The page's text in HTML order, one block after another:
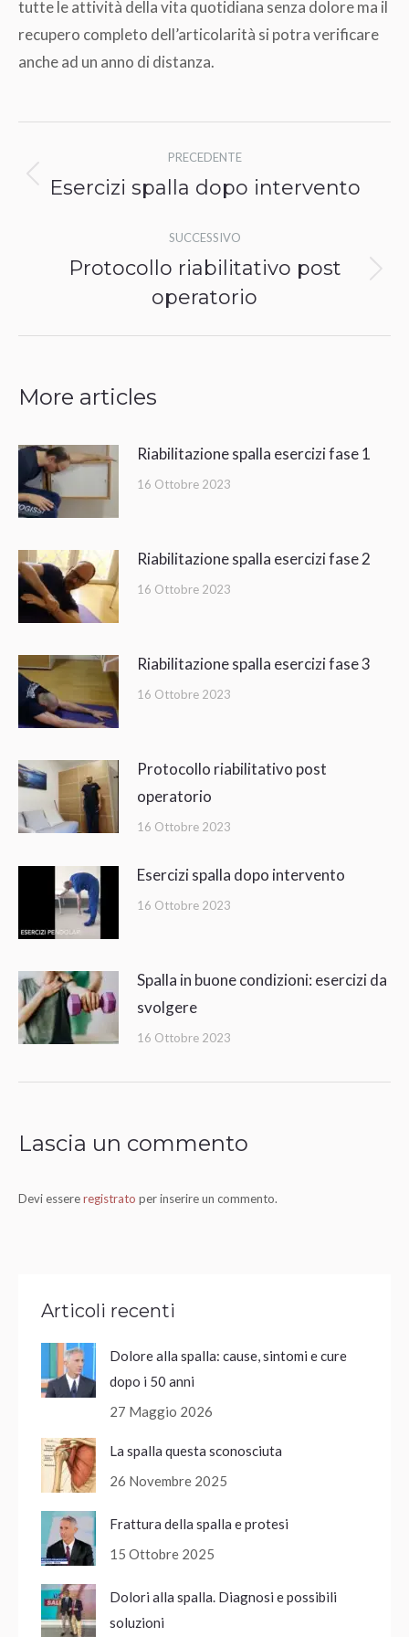
tutte le attività della vita quotidiana senza dolore ma il
recupero completo dell’articolarità si potra verificare
anche ad un anno di distanza.
tra
post
PRECEDENTE
Post
Esercizi spalla dopo intervento
SUCCESSIVO
Prossimo
post:
Protocollo riabilitativo post
operatorio
More articles
Riabilitazione spalla esercizi fase 1
16 Ottobre 2023
Riabilitazione spalla esercizi fase 2
16 Ottobre 2023
Riabilitazione spalla esercizi fase 3
16 Ottobre 2023
Protocollo riabilitativo post
operatorio
16 Ottobre 2023
Esercizi spalla dopo intervento
16 Ottobre 2023
Spalla in buone condizioni: esercizi da
svolgere
16 Ottobre 2023
Lascia un commento
Devi essereregistrato per inserire un commento.
Articoli recenti
Dolore alla spalla: cause, sintomi e cure
dopo i 50 anni
27 Maggio 2026
La spalla questa sconosciuta
26 Novembre 2025
Frattura della spalla e protesi
15 Ottobre 2025
Dolori alla spalla. Diagnosi e possibili
soluzioni